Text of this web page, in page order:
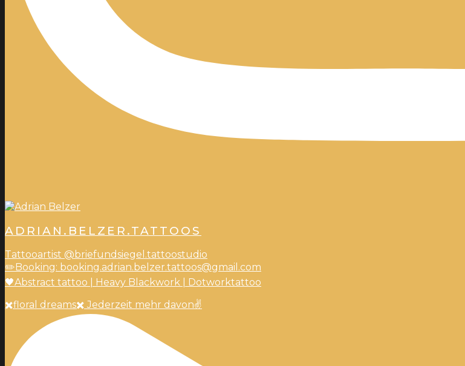
ADRIAN.BELZER.TATTOOS
Tattooartist @briefundsiegel.tattoostudio
✏️Booking: booking.adrian.belzer.tattoos@gmail.com
🖤Abstract tattoo | Heavy Blackwork | Dotworktattoo
✖️floral dreams✖️ Jederzeit mehr davon✌